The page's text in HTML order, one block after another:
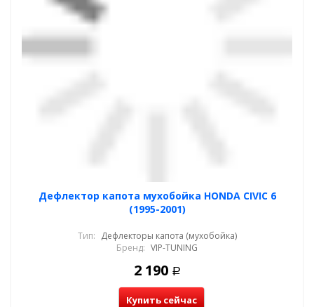
Дефлектор капота мухобойка HONDA CIVIC 6
(1995-2001)
Тип: Дефлекторы капота (мухобойка)
Бренд: VIP-TUNING
2 190 Р
Купить сейчас